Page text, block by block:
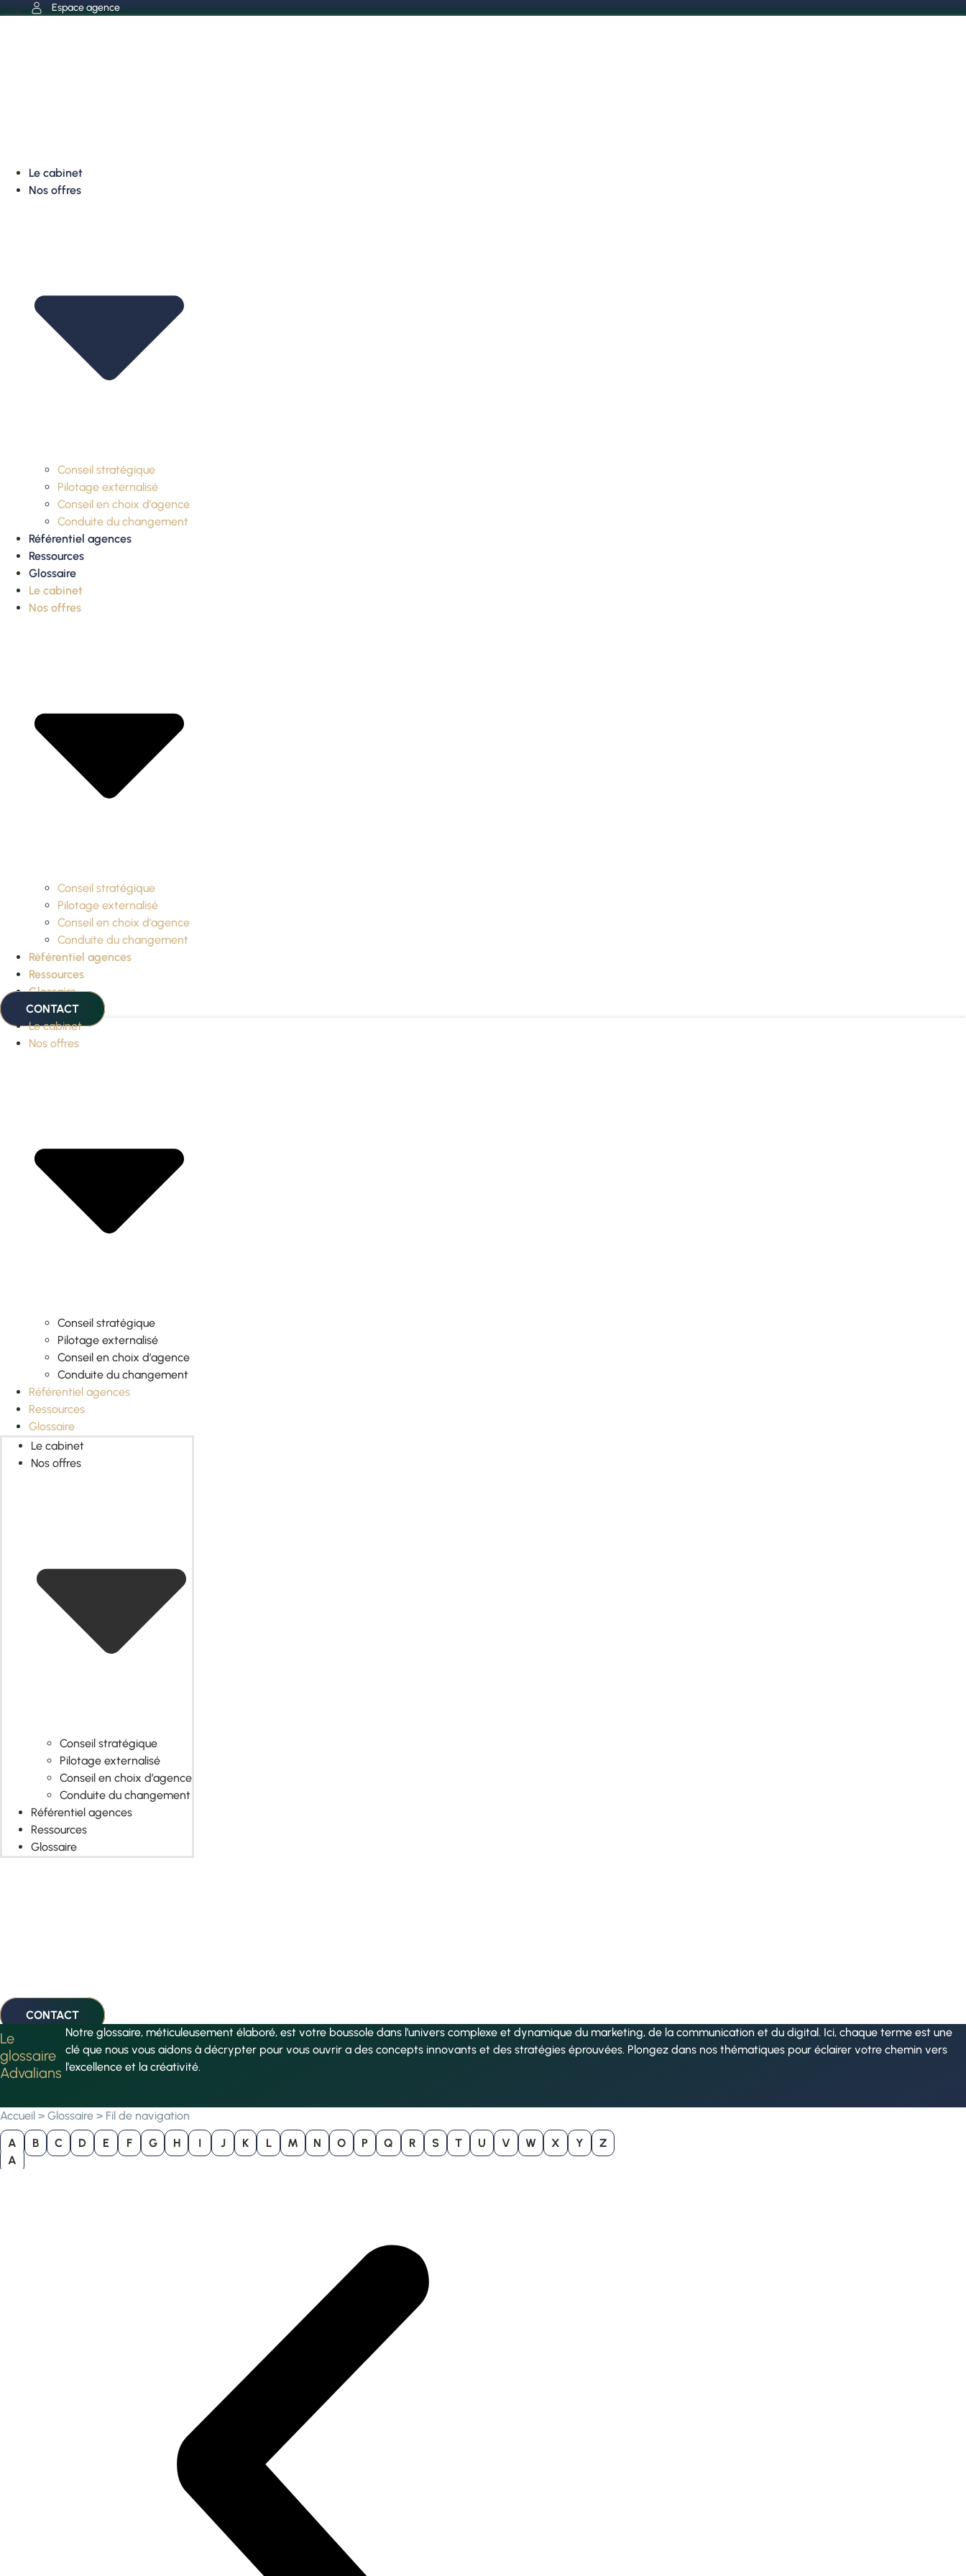
Aller
Espace agence
Le cabinet
Nos offres
Conseil stratégique
Pilotage externalisé
Conseil en choix d’agence
Conduite du changement
Référentiel agences
Ressources
Glossaire
Le cabinet
Nos offres
Conseil stratégique
Pilotage externalisé
Conseil en choix d’agence
Conduite du changement
Référentiel agences
Ressources
Glossaire
CONTACT
Le cabinet
Nos offres
Conseil stratégique
Pilotage externalisé
Conseil en choix d’agence
Conduite du changement
Référentiel agences
Ressources
Glossaire
Le cabinet
Nos offres
Conseil stratégique
Pilotage externalisé
Conseil en choix d’agence
Conduite du changement
Référentiel agences
Ressources
Glossaire
CONTACT
Le
glossaire
Advalians
Notre glossaire, méticuleusement élaboré, est votre boussole dans l’univers complexe et dynamique du marketing, de la communication et du digital. Ici, chaque terme est une
clé que nous vous aidons à décrypter pour vous ouvrir a des concepts innovants et des stratégies éprouvées. Plongez dans nos thématiques pour éclairer votre chemin vers
l’excellence et la créativité.
Accueil > Glossaire > Fil de navigation
A B C D E F G H I J K L M N O P Q R S T U V W X Y
Z
A